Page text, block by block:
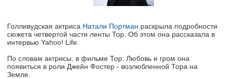
Голливудская актриса Натали Портман раскрыла подробности
сюжета четвертой части ленты Тор. Об этом она рассказала в
интервью Yahoo! Life.
По словам актрисы, в фильме Тор: Любовь и гром она
появиться в роли Джейн Фостер - возлюбленной Тора на
Земле.